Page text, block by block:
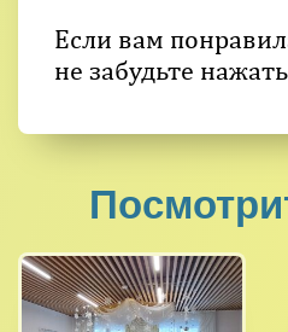
Если вам
не забудьте